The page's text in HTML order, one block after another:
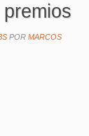
POR MARCOS